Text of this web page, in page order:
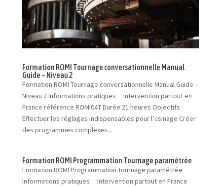
Formation ROMI Tournage conversationnelle Manual
Guide – Niveau 2
Formation ROMI Tournage conversationnelle Manual Guide –
Niveau 2 Informations pratiques Intervention partout en
France référence ROMI04T Durée 21 heures Objectifs
Effectuer les réglages indispensables pour l’usinage Créer
des programmes complexes...
Formation ROMI Programmation Tournage paramétrée
Formation ROMI Programmation Tournage paramétrée
Informations pratiques Intervention partout en France